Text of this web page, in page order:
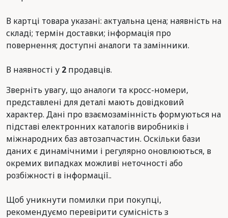
В картці товара указані: актуальна цена; наявність на
складі; термін доставки; інформація про
повернення; доступні аналоги та замінники.
В наявності у 2 продавців.
Зверніть увагу, що аналоги та кросс-номери,
представлені для деталі мають довідковий
характер. Дані про взаємозамінність формуються на
підставі електронних каталогів виробників і
міжнародних баз автозапчастин. Оскільки бази
даних є динамічними і регулярно оновлюються, в
окремих випадках можливі неточності або
розбіжності в інформації..
Щоб уникнути помилки при покупці,
рекомендуємо перевірити сумісність з